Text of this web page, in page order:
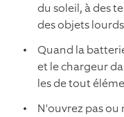
du soleil, à des
des objets
Quand la
et le chargeur
les de tout
N'ouvrez pas